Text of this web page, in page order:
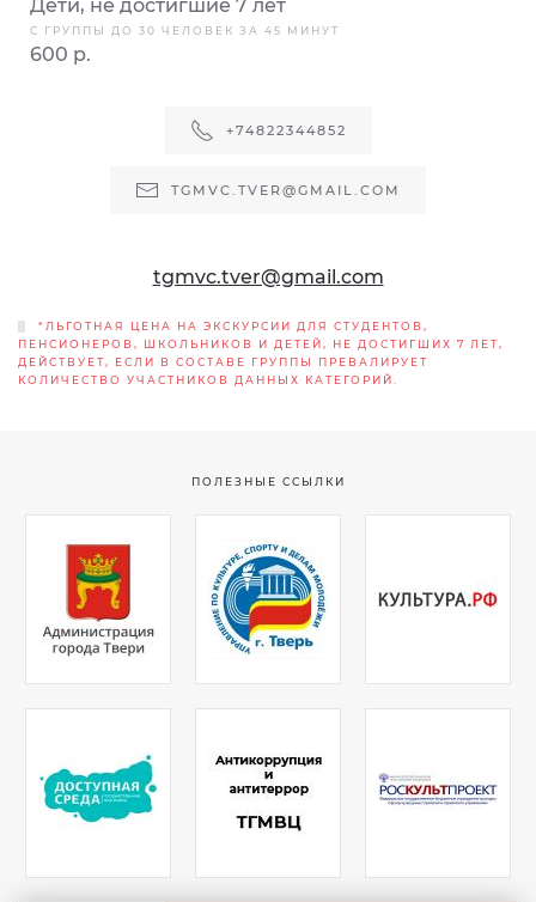
Дети, не достигшие 7 лет
С ГРУППЫ ДО 30 ЧЕЛОВЕК ЗА 45 МИНУТ
600 р.
+74822344852
TGMVC.TVER@GMAIL.COM
tgmvc.tver@gmail.com
*ЛЬГОТНАЯ ЦЕНА НА ЭКСКУРСИИ ДЛЯ СТУДЕНТОВ,
ПЕНСИОНЕРОВ, ШКОЛЬНИКОВ И ДЕТЕЙ, НЕ ДОСТИГШИХ 7 ЛЕТ,
ДЕЙСТВУЕТ, ЕСЛИ В СОСТАВЕ ГРУППЫ ПРЕВАЛИРУЕТ
КОЛИЧЕСТВО УЧАСТНИКОВ ДАННЫХ КАТЕГОРИЙ.
ПОЛЕЗНЫЕ ССЫЛКИ